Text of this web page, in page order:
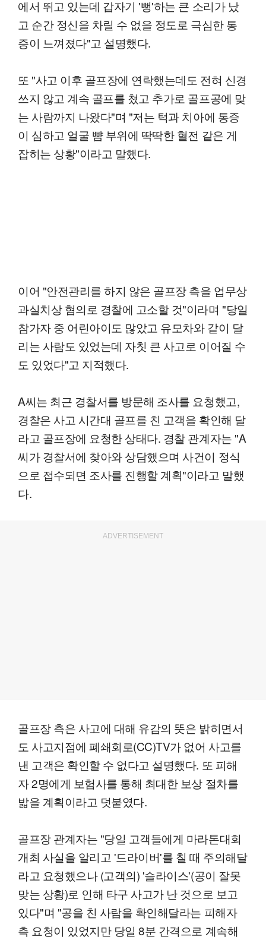
에서 뛰고 있는데 갑자기 '뻥'하는 큰 소리가 났
고 순간 정신을 차릴 수 없을 정도로 극심한 통
증이 느껴졌다"고 설명했다.
또 "사고 이후 골프장에 연락했는데도 전혀 신경
쓰지 않고 계속 골프를 쳤고 추가로 골프공에 맞
는 사람까지 나왔다"며 "저는 턱과 치아에 통증
이 심하고 얼굴 뺨 부위에 딱딱한 혈전 같은 게
잡히는 상황"이라고 말했다.
이어 "안전관리를 하지 않은 골프장 측을 업무상
과실치상 혐의로 경찰에 고소할 것"이라며 "당일
참가자 중 어린아이도 많았고 유모차와 같이 달
리는 사람도 있었는데 자칫 큰 사고로 이어질 수
도 있었다"고 지적했다.
A씨는 최근 경찰서를 방문해 조사를 요청했고,
경찰은 사고 시간대 골프를 친 고객을 확인해 달
라고 골프장에 요청한 상태다. 경찰 관계자는 "A
씨가 경찰서에 찾아와 상담했으며 사건이 정식
으로 접수되면 조사를 진행할 계획"이라고 말했
다.
ADVERTISEMENT
골프장 측은 사고에 대해 유감의 뜻은 밝히면서
도 사고지점에 폐쇄회로(CC)TV가 없어 사고를
낸 고객은 확인할 수 없다고 설명했다. 또 피해
자 2명에게 보험사를 통해 최대한 보상 절차를
밟을 계획이라고 덧붙였다.
골프장 관계자는 "당일 고객들에게 마라톤대회
개최 사실을 알리고 '드라이버'를 칠 때 주의해달
라고 요청했으나 (고객의) '슬라이스'(공이 잘못
맞는 상황)로 인해 타구 사고가 난 것으로 보고
있다"며 "공을 친 사람을 확인해달라는 피해자
측 요청이 있었지만 당일 8분 간격으로 계속해